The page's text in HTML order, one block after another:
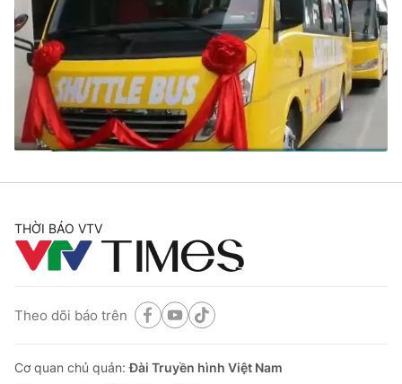
thuận bằng văn bản. Ghi rõ nguồn VTV.vn khi phát hành lại
thông tin từ website này.
THỜI BÁO VTV
Theo dõi báo trên
Cơ quan chủ quản:Đài Truyền hình Việt Nam